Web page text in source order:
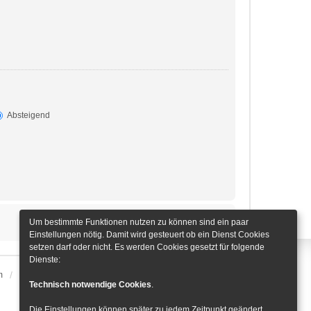
Absteigend
Um bestimmte Funktionen nutzen zu können sind ein paar
Einstellungen nötig. Damit wird gesteuert ob ein Dienst Cookies
setzen darf oder nicht. Es werden Cookies gesetzt für folgende
Dienste:
Technisch notwendige Cookies.